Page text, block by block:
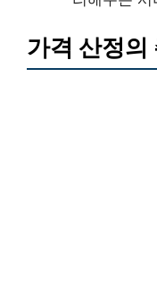
가격 산정의